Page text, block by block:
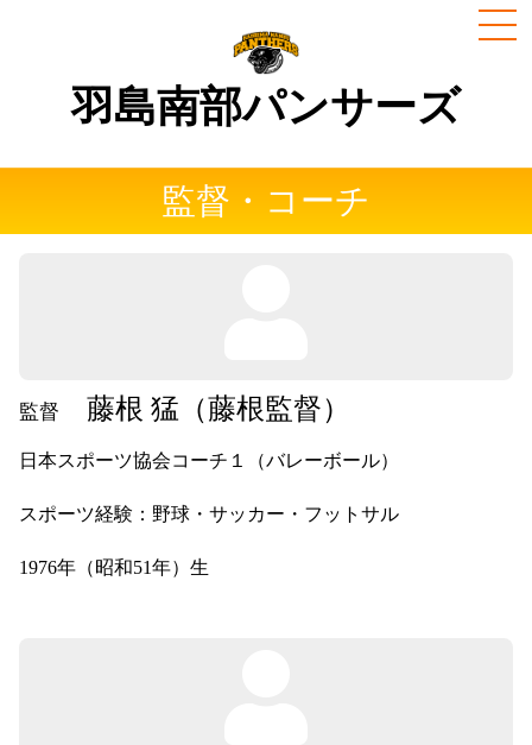
羽島南部パンサーズ
監督・コーチ
監督 藤根 猛（藤根監督）
日本スポーツ協会コーチ１（バレーボール）
スポーツ経験：野球・サッカー・フットサル
1976年（昭和51年）生